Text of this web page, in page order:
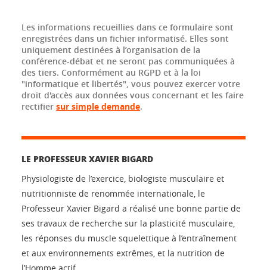
Les informations recueillies dans ce formulaire sont
enregistrées dans un fichier informatisé. Elles sont
uniquement destinées à l’organisation de la
conférence-débat et ne seront pas communiquées à
des tiers. Conformément au RGPD et à la loi
"informatique et libertés", vous pouvez exercer votre
droit d'accès aux données vous concernant et les faire
rectifier sur simple demande.
LE PROFESSEUR XAVIER BIGARD
Physiologiste de l’exercice, biologiste musculaire et
nutritionniste de renommée internationale, le
Professeur Xavier Bigard a réalisé une bonne partie de
ses travaux de recherche sur la plasticité musculaire,
les réponses du muscle squelettique à l’entraînement
et aux environnements extrêmes, et la nutrition de